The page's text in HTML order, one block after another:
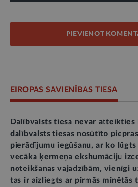
PIEVIENOT
EIROPAS SAVIENĪBAS TIESA
Dalībvalsts tiesa nevar atteikties
dalībvalsts tiesas nosūtīto
pierādījumu iegūšanu, ar ko
vecāka ķermeņa ekshumāciju
noteikšanas vajadzībām, vienīgi
tas ir aizliegts ar pirmās minētās